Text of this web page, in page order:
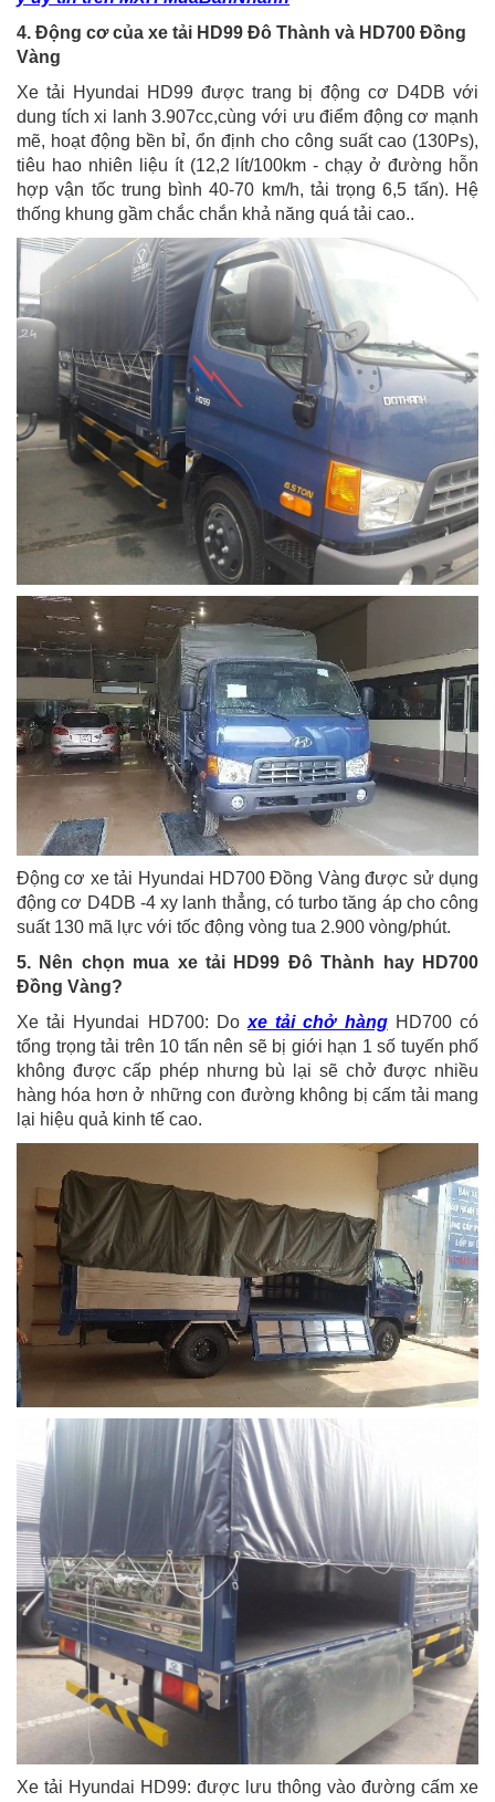
4. Động cơ của xe tải HD99 Đô Thành và HD700 Đồng
Vàng
Xe tải Hyundai HD99 được trang bị động cơ D4DB với
dung tích xi lanh 3.907cc,cùng với ưu điểm động cơ mạnh
mẽ, hoạt động bền bỉ, ổn định cho công suất cao (130Ps),
tiêu hao nhiên liệu ít (12,2 lít/100km - chạy ở đường hỗn
hợp vận tốc trung bình 40-70 km/h, tải trọng 6,5 tấn). Hệ
thống khung gầm chắc chắn khả năng quá tải cao..
Động cơ xe tải Hyundai HD700 Đồng Vàng được sử dụng
động cơ D4DB -4 xy lanh thẳng, có turbo tăng áp cho công
suất 130 mã lực với tốc động vòng tua 2.900 vòng/phút.
5. Nên chọn mua xe tải HD99 Đô Thành hay HD700
Đồng Vàng?
Xe tải Hyundai HD700: Do xe tải chở hàngHD700 có
tổng trọng tải trên 10 tấn nên sẽ bị giới hạn 1 số tuyến phố
không được cấp phép nhưng bù lại sẽ chở được nhiều
hàng hóa hơn ở những con đường không bị cấm tải mang
lại hiệu quả kinh tế cao.
Xe tải Hyundai HD99: được lưu thông vào đường cấm xe